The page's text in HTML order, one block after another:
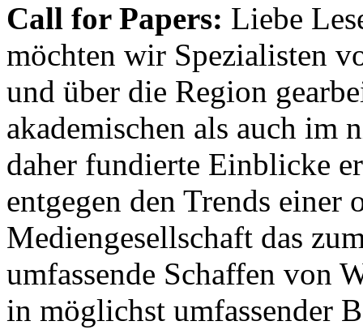
Call for Papers: Liebe
möchten wir Spezialisten
und über die Region
akademischen als auch im
daher fundierte Einblicke
entgegen den Trends einer
Mediengesellschaft das
umfassende Schaffen von
in möglichst umfassender